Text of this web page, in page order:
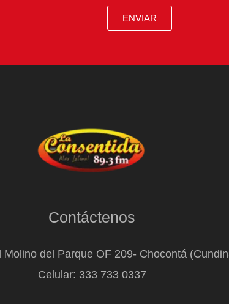
ENVIAR
Contáctenos
Molino del Parque OF 209- Chocontá
Celular: 333 733 0337